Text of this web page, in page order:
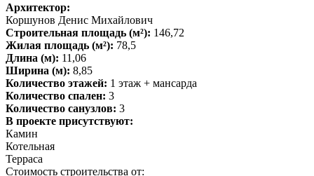
Архитектор:
Коршунов Денис Михайлович
Строительная площадь (м²): 146,72
Жилая площадь (м²): 78,5
Длина (м): 11,06
Ширина (м): 8,85
Количество этажей: 1 этаж + мансарда
Количество спален: 3
Количество санузлов: 3
В проекте присутствуют:
Камин
Котельная
Терраса
Стоимость строительства от: